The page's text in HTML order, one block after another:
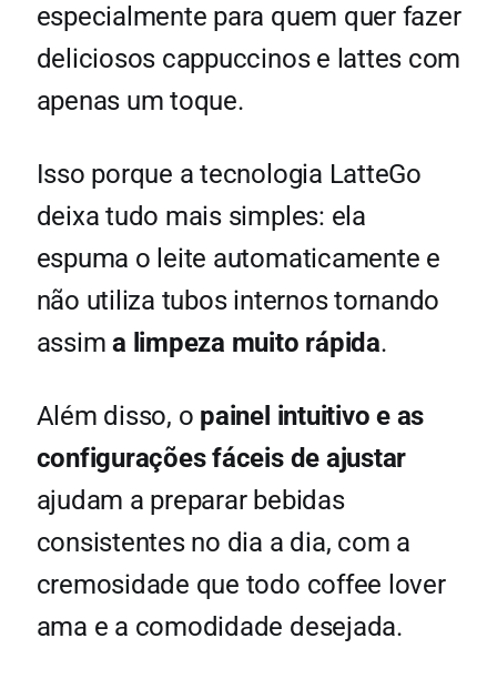
especialmente para quem quer fazer
deliciosos cappuccinos e lattes com
apenas um toque.
Isso porque a tecnologia LatteGo
deixa tudo mais simples: ela
espuma o leite automaticamente e
não utiliza tubos internos tornando
assim a limpeza muito rápida.
Além disso, o painel intuitivo e as
configurações fáceis de ajustar
ajudam a preparar bebidas
consistentes no dia a dia, com a
cremosidade que todo coffee lover
ama e a comodidade desejada.